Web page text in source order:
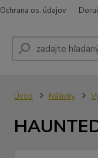
Ochrana os. údajov
Úvod Nášivky